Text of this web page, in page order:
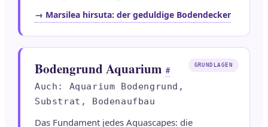
→ Marsilea hirsuta: der geduldige Bodendecker
Bodengrund Aquarium #
Auch: Aquarium Bodengrund,
Substrat, Bodenaufbau
Das Fundament jedes Aquascapes: die
GRUNDLAGEN